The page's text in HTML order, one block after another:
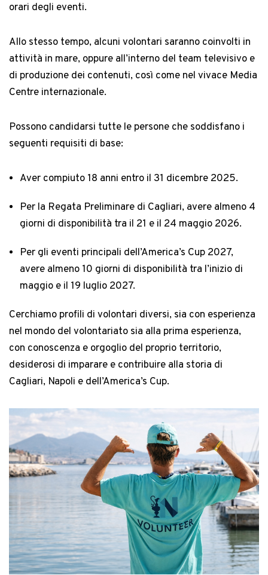
orari degli eventi.
Allo stesso tempo, alcuni volontari saranno coinvolti in
attività in mare, oppure all’interno del team televisivo e
di produzione dei contenuti, così come nel vivace Media
Centre internazionale.
Possono candidarsi tutte le persone che soddisfano i
seguenti requisiti di base:
Aver compiuto 18 anni entro il 31 dicembre 2025.
Per la Regata Preliminare di Cagliari, avere almeno 4
giorni di disponibilità tra il 21 e il 24 maggio 2026.
Per gli eventi principali dell’America’s Cup 2027,
avere almeno 10 giorni di disponibilità tra l’inizio di
maggio e il 19 luglio 2027.
Cerchiamo profili di volontari diversi, sia con esperienza
nel mondo del volontariato sia alla prima esperienza,
con conoscenza e orgoglio del proprio territorio,
desiderosi di imparare e contribuire alla storia di
Cagliari, Napoli e dell’America’s Cup.